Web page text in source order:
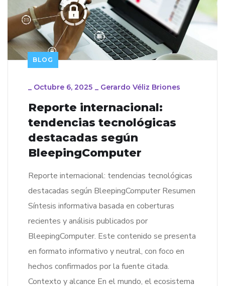
BLOG
_ Octubre 6, 2025 _ Gerardo Véliz Briones
Reporte internacional:
tendencias tecnológicas
destacadas según
BleepingComputer
Reporte internacional: tendencias tecnológicas
destacadas según BleepingComputer Resumen
Síntesis informativa basada en coberturas
recientes y análisis publicados por
BleepingComputer. Este contenido se presenta
en formato informativo y neutral, con foco en
hechos confirmados por la fuente citada.
Contexto y alcance En el mundo, el ecosistema